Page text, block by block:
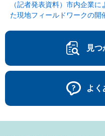
（記者発表資料）市内企業
た現地フィールドワークの開
見
よく